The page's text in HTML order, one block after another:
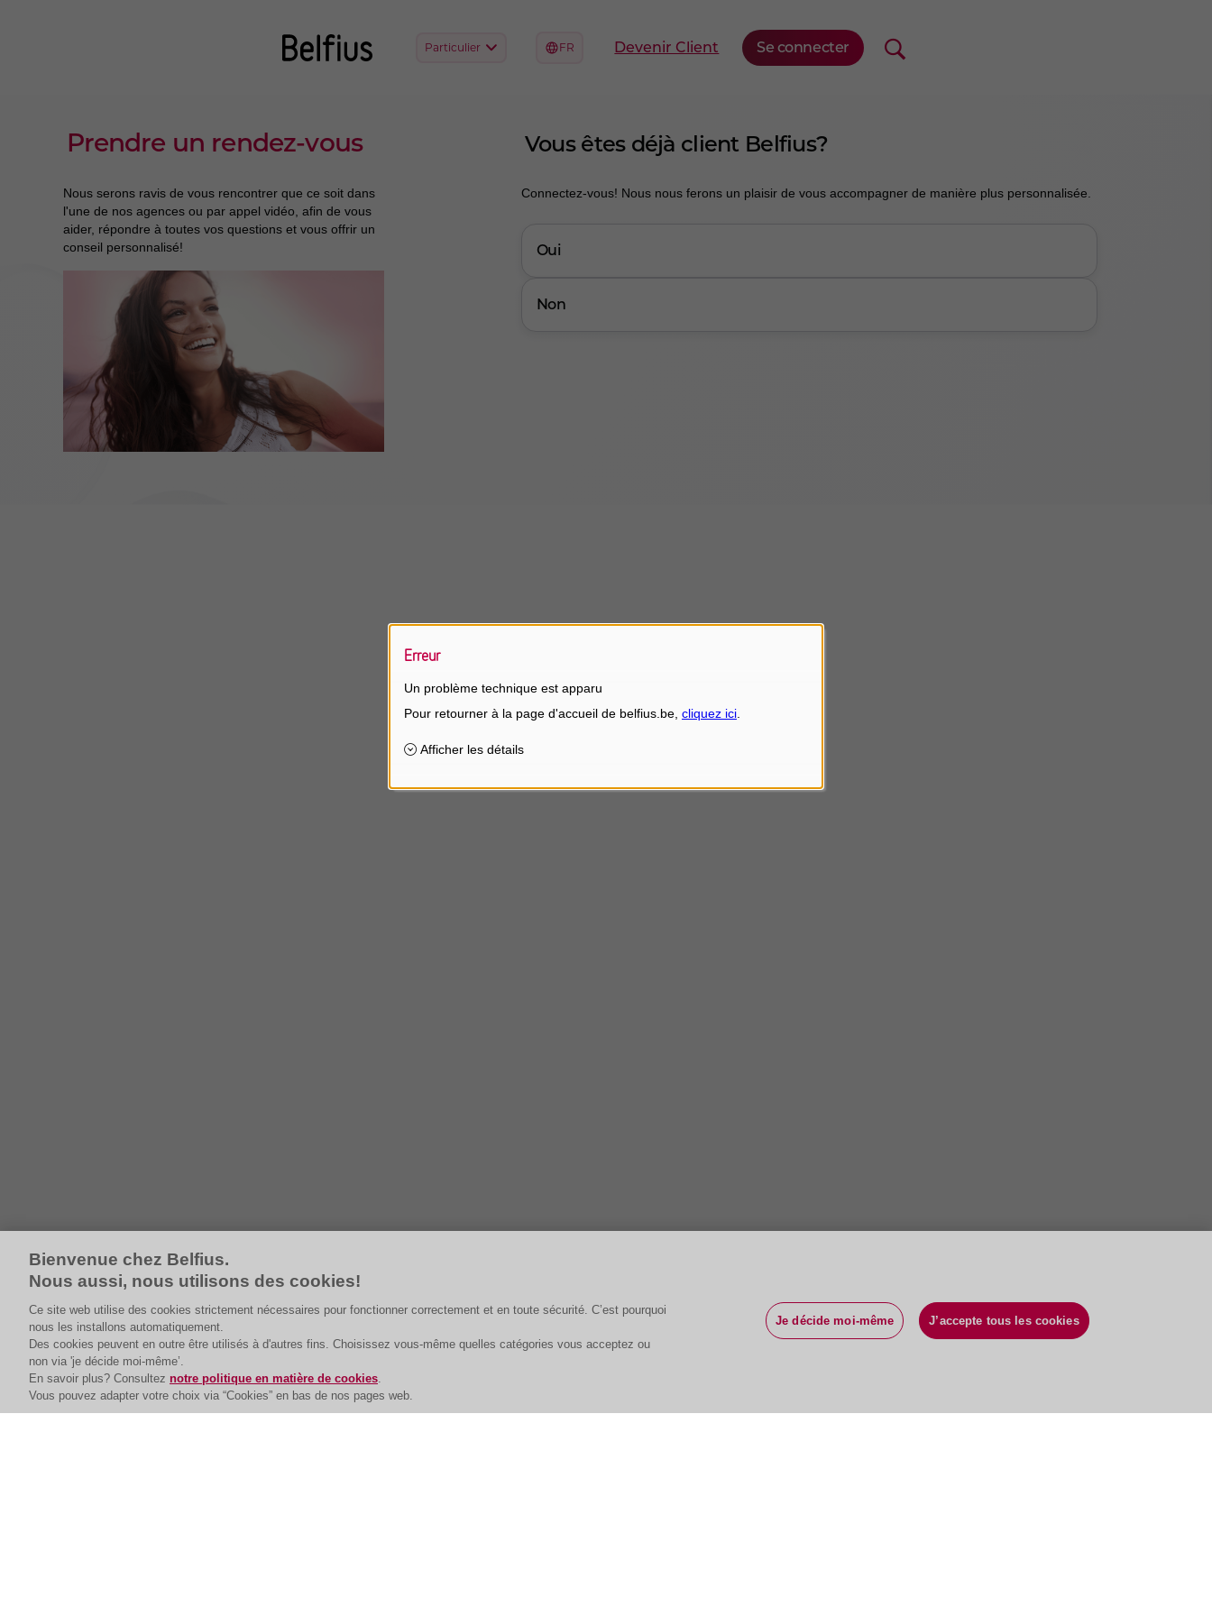
Prendre un rendez-vous
Nous serons ravis de vous rencontrer que ce soit dans
l'une de nos agences ou par appel vidéo, afin de vous
aider, répondre à toutes vos questions et vous offrir un
conseil personnalisé!
Vous êtes déjà client Belfius?
Connectez-vous! Nous nous ferons un plaisir de vous accompagner de manière plus personnalisée.
Bienvenue chez Belfius.
Nous aussi, nous utilisons des cookies!
Ce site web utilise des cookies strictement nécessaires pour fonctionner correctement et en toute sécurité. C’est pourquoi
nous les installons automatiquement.
Des cookies peuvent en outre être utilisés à d'autres fins. Choisissez vous-même quelles catégories vous acceptez ou
non via 'je décide moi-même’.
En savoir plus? Consultez notre politique en matière de cookies.
Vous pouvez adapter votre choix via “Cookies” en bas de nos pages web.
Je décide moi-même J’accepte tous les cookies
Erreur
Un problème technique est apparu